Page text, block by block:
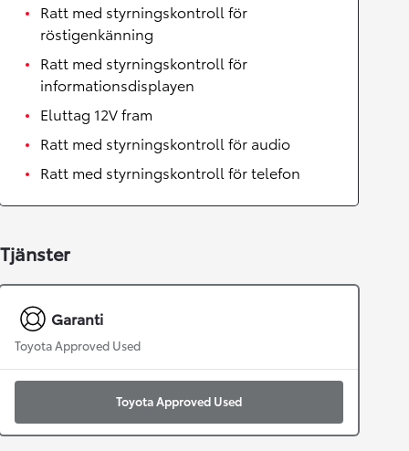
Ratt med styrningskontroll för
röstigenkänning
Ratt med styrningskontroll för
informationsdisplayen
Eluttag 12V fram
Ratt med styrningskontroll för audio
Ratt med styrningskontroll för telefon
Tjänster
Garanti
Toyota Approved Used
Toyota Approved Used